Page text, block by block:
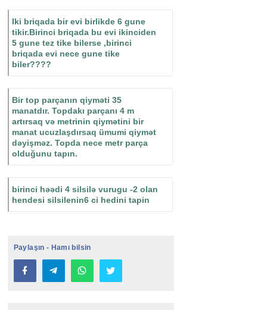
Iki briqada bir evi birlikde 6 gune
tikir.Birinci briqada bu evi ikinciden
5 gune tez tike bilerse ,birinci
briqada evi nece gune tike
biler????
Bir top parçanın qiyməti 35
manatdır. Topdakı parçanı 4 m
artırsaq və metrinin qiymətini bir
manat ucuzlaşdırsaq ümumi qiymət
dəyişməz. Topda nece metr parça
olduğunu tapın.
birinci həədi 4 silsilə vurugu -2 olan
hendesi silsilenin6 ci hedini tapin
Paylaşın - Hamı bilsin